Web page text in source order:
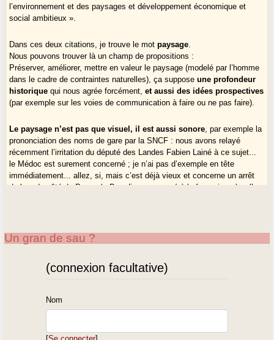
l’environnement et des paysages et développement économique et
social ambitieux ».
Dans ces deux citations, je trouve le motpaysage
Nous pouvons trouver là un champ de propositions :
Préserver, améliorer, mettre en valeur le paysage (modelé par l’homme
dans le cadre de contraintes naturelles), ça supposeune profondeur
historique qui nous agrée forcément,et aussi des idées prospectives
(par exemple sur les voies de communication à faire ou ne pas faire).
Le paysage n’est pas que visuel, il est aussi sonore , par exemple la
prononciation des noms de gare par la SNCF : nous avons relayé
récemment l’irritation du député des Landes Fabien Lainé à ce sujet...
le Médoc est surement concerné ; je n’ai pas d’exemple en tête
immédiatement... allez, si, mais c’est déjà vieux et concerne un arrêt
de bus du côté du Porge, le Bourdiou, prononcé à la française...) ; allez,
Paysage visuel, sonore... si je poursuis l’énumération des sens :
J’ai trouvé récemment sur
Toponymie
un joli schéma qui la place à l’intersection de l’Histoire, de
l’espace, du verbe)...
Un gran de sau ?
(connexion facultative)
Nom